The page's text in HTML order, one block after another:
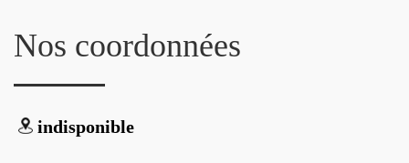
Nos coordonnées
indisponible